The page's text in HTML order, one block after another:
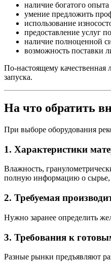
наличие богатого
умение предложить
использование
предоставление услуг
наличие полноценной
возможность поставки
По-настоящему качественная
запуска.
На что обратить
При выборе оборудования
1. Характеристики
Влажность,
полную информацию о сырье,
2. Требуемая
Нужно заранее определить
3. Требования к
Разные рынки предъявляют